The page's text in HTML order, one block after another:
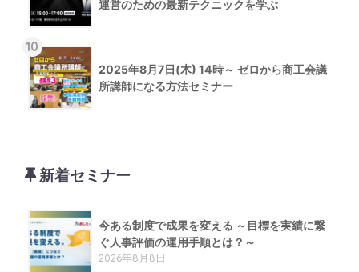
運営のための最新テクニックを学ぶ
10
2025年8月7日(木) 14時～ ゼロから商工会議
所講師になる方法セミナー
新着セミナー
今ある制度で成果を変える ～目標を実績に繋
ぐ人事評価の運用手順とは？～
2026年8月8日